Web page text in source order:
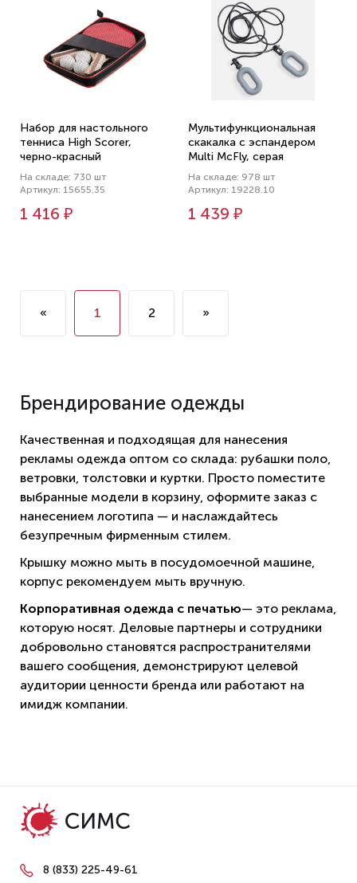
Набор для настольного
тенниса High Scorer,
черно-красный
На складе: 730 шт
Артикул: 15655.35
1 416 ₽
Мультифункциональная
скакалка с эспандером
Multi McFly, серая
На складе: 978 шт
Артикул: 19228.10
1 439 ₽
« 1 2 »
Брендирование одежды
Качественная и подходящая для нанесения
рекламы одежда оптом со склада: рубашки поло,
ветровки, толстовки и куртки. Просто поместите
выбранные модели в корзину, оформите заказ с
нанесением логотипа — и наслаждайтесь
безупречным фирменным стилем.
Крышку можно мыть в посудомоечной машине,
корпус рекомендуем мыть вручную.
Корпоративная одежда с печатью— это реклама,
которую носят. Деловые партнеры и сотрудники
добровольно становятся распространителями
вашего сообщения, демонстрируют целевой
аудитории ценности бренда или работают на
имидж компании.
8 (833) 225-49-61